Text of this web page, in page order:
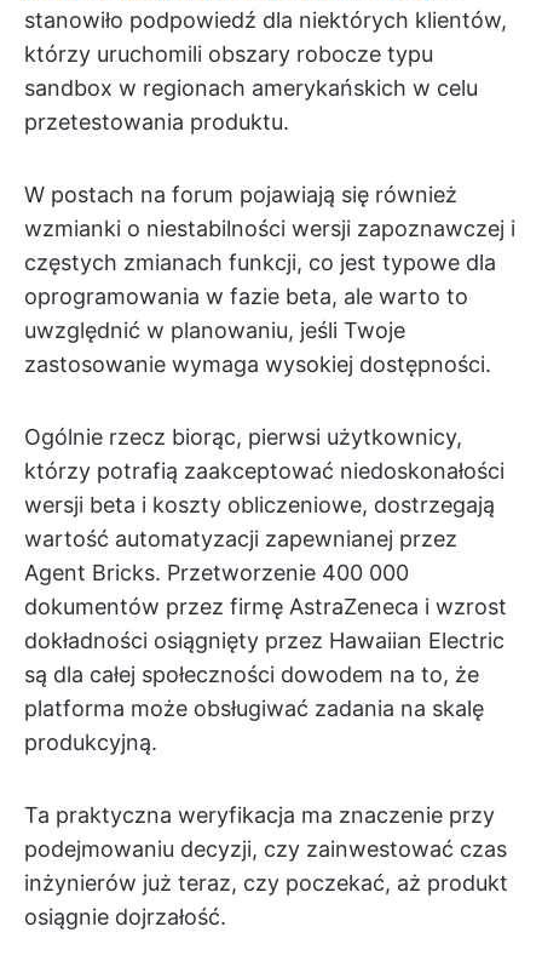
stanowiło podpowiedź dla niektórych klientów,
którzy uruchomili obszary robocze typu
sandbox w regionach amerykańskich w celu
przetestowania produktu.
W postach na forum pojawiają się również
wzmianki o niestabilności wersji zapoznawczej i
częstych zmianach funkcji, co jest typowe dla
oprogramowania w fazie beta, ale warto to
uwzględnić w planowaniu, jeśli Twoje
zastosowanie wymaga wysokiej dostępności.
Ogólnie rzecz biorąc, pierwsi użytkownicy,
którzy potrafią zaakceptować niedoskonałości
wersji beta i koszty obliczeniowe, dostrzegają
wartość automatyzacji zapewnianej przez
Agent Bricks. Przetworzenie 400 000
dokumentów przez firmę AstraZeneca i wzrost
dokładności osiągnięty przez Hawaiian Electric
są dla całej społeczności dowodem na to, że
platforma może obsługiwać zadania na skalę
produkcyjną.
Ta praktyczna weryfikacja ma znaczenie przy
podejmowaniu decyzji, czy zainwestować czas
inżynierów już teraz, czy poczekać, aż produkt
osiągnie dojrzałość.